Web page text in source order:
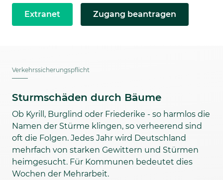
Extranet Zugang beantragen
Verkehrssicherungspflicht
Sturmschäden durch Bäume
Ob Kyrill, Burglind oder Friederike - so harmlos die
Namen der Stürme klingen, so verheerend sind
oft die Folgen. Jedes Jahr wird Deutschland
mehrfach von starken Gewittern und Stürmen
heimgesucht. Für Kommunen bedeutet dies
Wochen der Mehrarbeit.